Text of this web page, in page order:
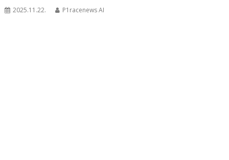
2025.11.22. P1racenews AI